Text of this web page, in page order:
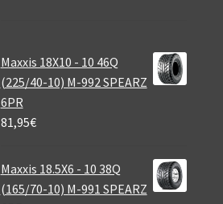
Maxxis 18X10 - 10 46Q
(225/40-10) M-992 SPEARZ
6PR
81,95€
Maxxis 18.5X6 - 10 38Q
(165/70-10) M-991 SPEARZ